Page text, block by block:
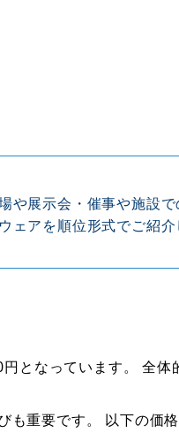
展示会・催事や施設
アを順位形式でご紹
なっています。 全
重要です。 以下の価